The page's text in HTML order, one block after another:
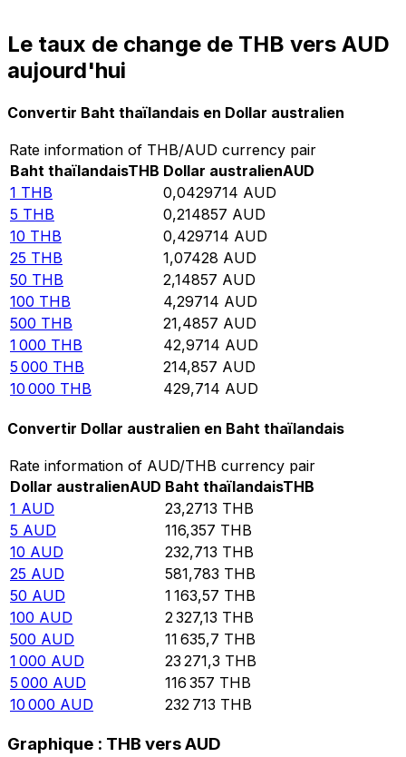
Le taux de change de THB vers AUD
aujourd'hui
Convertir Baht thaïlandais en Dollar australien
Rate information of THB/AUD currency pair
Baht thaïlandaisTHB Dollar australienAUD
1 THB 0,0429714 AUD
5 THB 0,214857 AUD
10 THB 0,429714 AUD
25 THB 1,07428 AUD
50 THB 2,14857 AUD
100 THB 4,29714 AUD
500 THB 21,4857 AUD
1 000 THB 42,9714 AUD
5 000 THB 214,857 AUD
10 000 THB 429,714 AUD
Convertir Dollar australien en Baht thaïlandais
Rate information of AUD/THB currency pair
Dollar australienAUD Baht thaïlandaisTHB
1 AUD 23,2713 THB
5 AUD 116,357 THB
10 AUD 232,713 THB
25 AUD 581,783 THB
50 AUD 1 163,57 THB
100 AUD 2 327,13 THB
500 AUD 11 635,7 THB
1 000 AUD 23 271,3 THB
5 000 AUD 116 357 THB
10 000 AUD 232 713 THB
Graphique : THB vers AUD